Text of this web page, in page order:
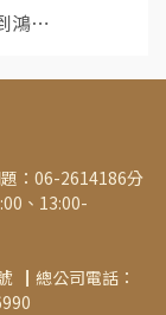
鴻⋯
：06-2614186分
、13:00-
▕  總公司電話：